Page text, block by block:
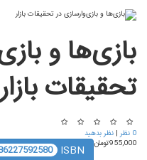
بازی‌ها و
تحقیقات بازار
0 نظر | نظر بدهید
955,000تومان ISBN